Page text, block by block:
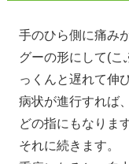
手のひら側に痛み
グーの形にして(こ
っくんと遅れて伸
病状が進行すれば
どの指にもなりま
それに続きます。